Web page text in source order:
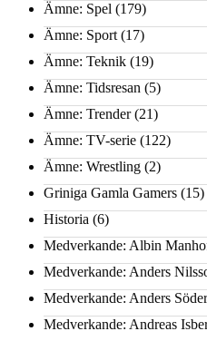
Ämne: Spel (179)
Ämne: Sport (17)
Ämne: Teknik (19)
Ämne: Tidsresan (5)
Ämne: Trender(21)
Ämne: TV-serie (122)
Ämne: Wrestling (2)
Griniga Gamla Gamers (15)
Historia (6)
Medverkande: Albin
Medverkande: Anders
Medverkande: Anders
Medverkande: Andreas